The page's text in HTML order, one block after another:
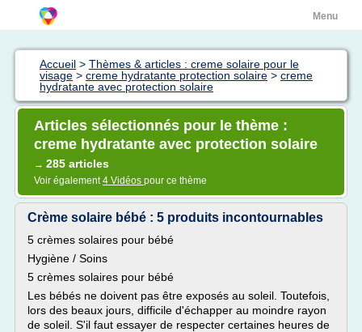
Menu
Accueil > Thèmes & articles : creme solaire pour le
visage > creme hydratante protection solaire > creme
hydratante avec protection solaire
Articles sélectionnés pour le thème :
creme hydratante avec protection solaire
→ 285 articles
Voir également4 Vidéos pour ce thème
Crème solaire bébé : 5 produits incontournables
5 crèmes solaires pour bébé
Hygiène / Soins
5 crèmes solaires pour bébé
Les bébés ne doivent pas être exposés au soleil. Toutefois,
lors des beaux jours, difficile d'échapper au moindre rayon
de soleil. S'il faut essayer de respecter certaines heures de